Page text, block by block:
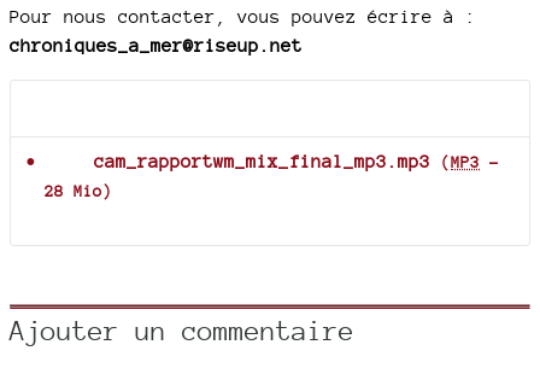
Pour nous contacter, vous pouvez écrire à :
chroniques_a_mer@riseup.net
cam_rapportwm_mix_final_mp3.mp3 (MP3 -
28 Mio)
Ajouter un commentaire